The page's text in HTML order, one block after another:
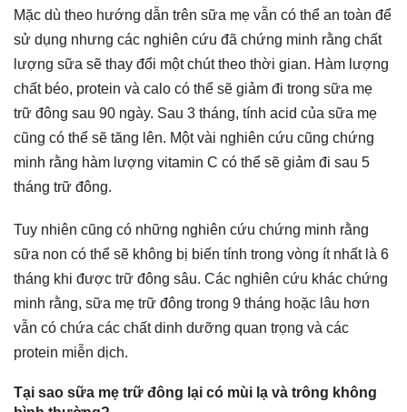
Mặc dù theo hướng dẫn trên sữa mẹ vẫn có thể an toàn để
sử dụng nhưng các nghiên cứu đã chứng minh rằng chất
lượng sữa sẽ thay đổi một chút theo thời gian. Hàm lượng
chất béo, protein và calo có thể sẽ giảm đi trong sữa mẹ
trữ đông sau 90 ngày. Sau 3 tháng, tính acid của sữa mẹ
cũng có thể sẽ tăng lên. Một vài nghiên cứu cũng chứng
minh rằng hàm lượng vitamin C có thể sẽ giảm đi sau 5
tháng trữ đông.
Tuy nhiên cũng có những nghiên cứu chứng minh rằng
sữa non có thể sẽ không bị biến tính trong vòng ít nhất là 6
tháng khi được trữ đông sâu. Các nghiên cứu khác chứng
minh rằng, sữa mẹ trữ đông trong 9 tháng hoặc lâu hơn
vẫn có chứa các chất dinh dưỡng quan trọng và các
protein miễn dịch.
Tại sao sữa mẹ trữ đông lại có mùi lạ và trông không